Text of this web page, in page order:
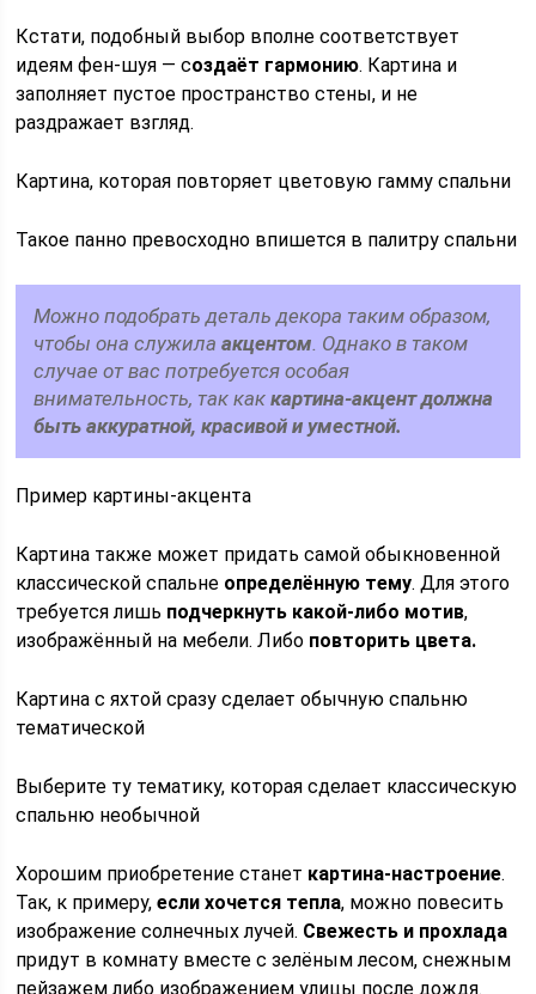
Кстати, подобный выбор вполне соответствует
идеям фен-шуя — создаёт гармонию. Картина и
заполняет пустое пространство стены, и не
раздражает взгляд.
Картина, которая повторяет цветовую гамму спальни
Такое панно превосходно впишется в палитру спальни
Можно подобрать деталь декора таким образом,
чтобы она служилаакцентом. Однако в таком
случае от вас потребуется особая
внимательность, так каккартина-акцент должна
быть аккуратной, красивой и уместной.
Пример картины-акцента
Картина также может придать самой обыкновенной
классической спальне определённую тему. Для этого
требуется лишь подчеркнуть какой-либо мотив,
изображённый на мебели. Либо повторить цвета.
Картина с яхтой сразу сделает обычную спальню
тематической
Выберите ту тематику, которая сделает классическую
спальню необычной
Хорошим приобретение станет картина-настроение.
Так, к примеру,если хочется тепла, можно повесить
изображение солнечных лучей. Свежесть и прохлада
придут в комнату вместе с зелёным лесом, снежным
пейзажем либо изображением улицы после дождя.